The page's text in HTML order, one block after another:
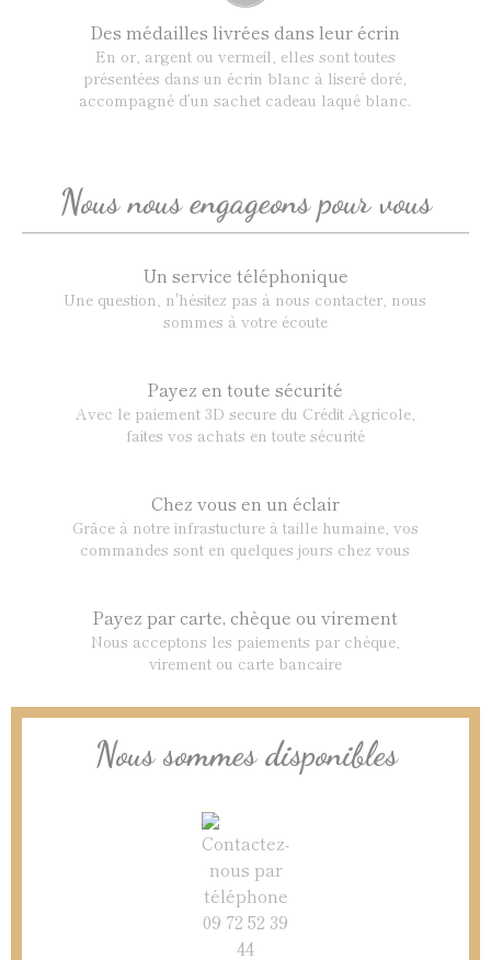
Des médailles livrées dans leur écrin
En or, argent ou vermeil, elles sont toutes
présentées dans un écrin blanc à liseré doré,
accompagné d’un sachet cadeau laqué blanc.
Nous nous engageons pour vous
Un service téléphonique
Une question, n'hésitez pas à nous contacter, nous
sommes à votre écoute
Payez en toute sécurité
Avec le paiement 3D secure du Crédit Agricole,
faites vos achats en toute sécurité
Chez vous en un éclair
Grâce à notre infrastucture à taille humaine, vos
commandes sont en quelques jours chez vous
Payez par carte, chèque ou virement
Nous acceptons les paiements par chèque,
virement ou carte bancaire
Nous sommes disponibles